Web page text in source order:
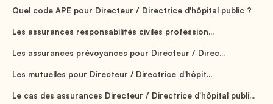
Quel code APE pour Directeur / Directrice d'hôpital public ?
Les assurances responsabilités civiles profession...
Les assurances prévoyances pour Directeur / Direc...
Les mutuelles pour Directeur / Directrice d'hôpit...
Le cas des assurances Directeur / Directrice d'hôpital publi...